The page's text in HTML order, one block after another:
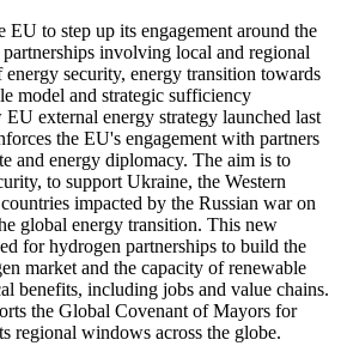
to step up its engagement around the
involving local and regional
security, energy transition towards
model and strategic sufficiency
external energy strategy launched last
the EU's engagement with partners
and energy diplomacy. The aim is to
to support Ukraine, the Western
impacted by the Russian war on
global energy transition. This new
for hydrogen partnerships to build the
market and the capacity of renewable
benefits, including jobs and value chains.
the Global Covenant of Mayors for
regional windows across the globe.